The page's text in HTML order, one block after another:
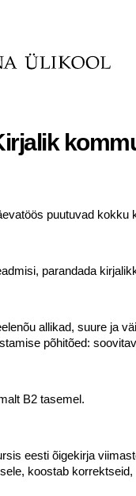
puutuvad kokku
parandada
allikad, suure ja
põhitõed:
B2 tasemel.
eesti õigekirja
koostab